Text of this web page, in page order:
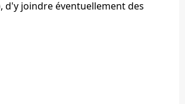
d'y joindre éventuellement des